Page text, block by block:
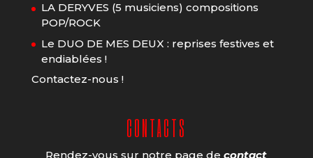
LA DERYVES (5 musiciens) compositions
POP/ROCK
Le DUO DE MES DEUX : reprises festives et
endiablées !
Contactez-nous !
CONTACTS
Rendez-vous sur notre page decontact